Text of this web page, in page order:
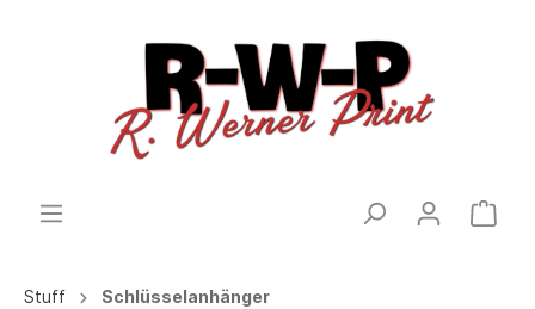
Stuff Schlüsselanhänger